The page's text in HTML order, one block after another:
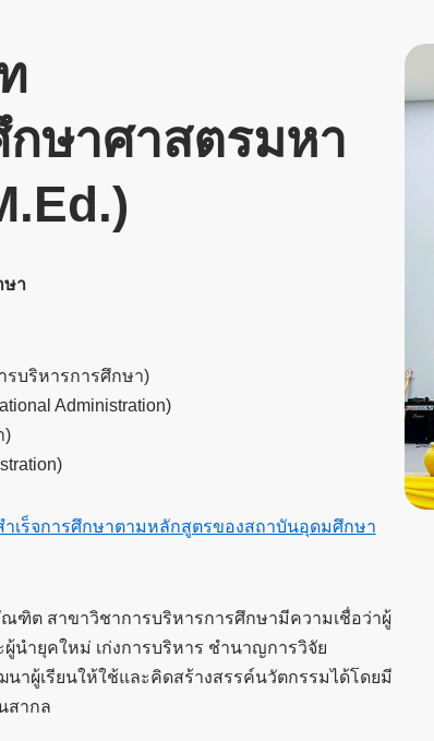
ษาศาสตรมหา
ษา
บริหารการศึกษา)
Administration)
)
เร็จการศึกษาตามหลักสูตรของสถาบันอุดมศึกษา
ฑิต สาขาวิชาการบริหารการศึกษามีความเชื่อว่าผู้
นำยุคใหม่ เก่งการบริหาร ชำนาญการวิจัย
าผู้เรียนให้ใช้และคิดสร้างสรรค์นวัตกรรมได้โดยมี
สากล